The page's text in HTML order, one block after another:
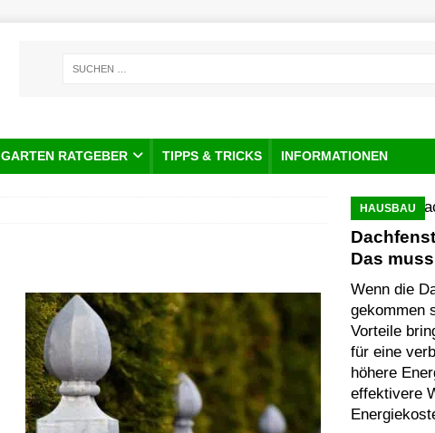
GARTEN RATGEBER TIPPS & TRICKS INFORMATIONEN
HAUSBAU
Das
Wenn die
gekommen
Vorteile
für eine
höhere
effektivere